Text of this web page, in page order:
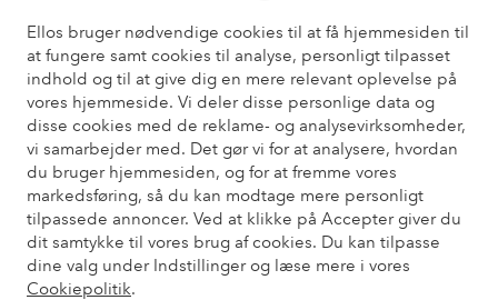
Ellos bruger nødvendige cookies til at få hjemmesiden til
at fungere samt cookies til analyse, personligt tilpasset
indhold og til at give dig en mere relevant oplevelse på
vores hjemmeside. Vi deler disse personlige data og
disse cookies med de reklame- og analysevirksomheder,
vi samarbejder med. Det gør vi for at analysere, hvordan
du bruger hjemmesiden, og for at fremme vores
markedsføring, så du kan modtage mere personligt
tilpassede annoncer. Ved at klikke på Accepter giver du
dit samtykke til vores brug af cookies. Du kan tilpasse
dine valg under Indstillinger og læse mere i vores
Cookiepolitik.
Har du brug for hjælp?
Du kan finde svar på de oftest stillede spørgsmål i vores FAQ.
Du kan også finde oplysninger om, hvordan du kontakter os.
Kundeservice Bestilling Betalingsmåde
Mine sider